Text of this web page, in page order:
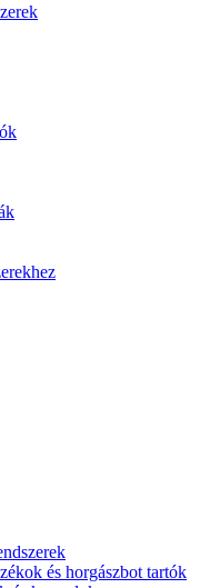
és horgászbot tartók